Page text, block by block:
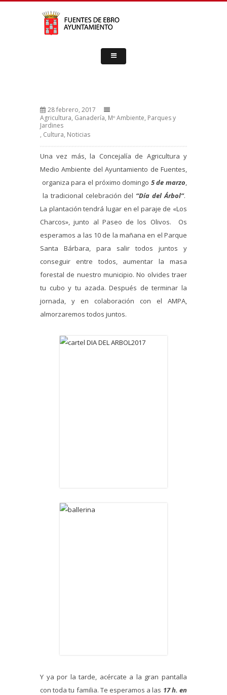
28 febrero, 2017
Agricultura, Ganadería, Mº Ambiente, Parques y
Jardines
, Cultura, Noticias
Una vez más, la Concejalía de Agricultura y
Medio Ambiente del Ayuntamiento de Fuentes,
organiza para el próximo domingo 5 de marzo,
la tradicional celebración del “Día del Árbol”.
La plantación tendrá lugar en el paraje de «Los
Charcos», junto al Paseo de los Olivos. Os
esperamos a las 10 de la mañana en el Parque
Santa Bárbara, para salir todos juntos y
conseguir entre todos, aumentar la masa
forestal de nuestro municipio. No olvides traer
tu cubo y tu azada. Después de terminar la
jornada, y en colaboración con el AMPA,
almorzaremos todos juntos.
Y ya por la tarde, acércate a la gran pantalla
con toda tu familia. Te esperamos a las 17 h. en